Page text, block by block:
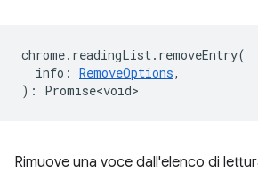
chrome. readingList . removeEntry(
info : RemoveOptions,
) : Promise<void>
Rimuove una voce dall'elenco di